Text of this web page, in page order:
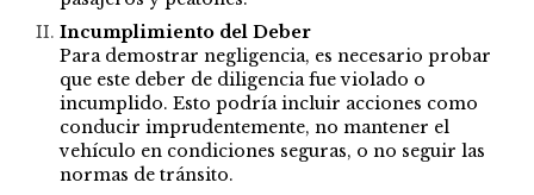
Incumplimiento del Deber
Para demostrar negligencia, es necesario probar
que este deber de diligencia fue violado o
incumplido. Esto podría incluir acciones como
conducir imprudentemente, no mantener el
vehículo en condiciones seguras, o no seguir las
normas de tránsito.